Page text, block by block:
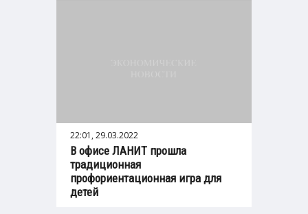
22:01, 29.03.2022
В офисе ЛАНИТ прошла
традиционная
профориентационная игра для
детей